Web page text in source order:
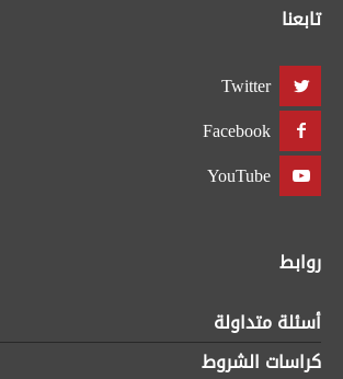
تابعنا
Twitter
Facebook
YouTube
روابط
أسئلة متداولة
كراسات الشروط